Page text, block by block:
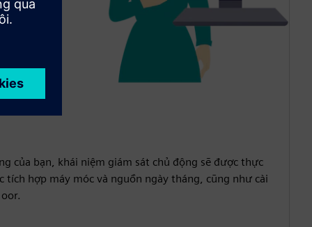
của bạn, khái niệm giám sát chủ động sẽ được thực
tích hợp máy móc và nguồn ngày tháng, cũng như cài